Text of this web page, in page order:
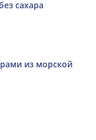
сахара
из морской